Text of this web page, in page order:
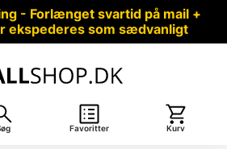
- Forlænget svartid på mail +
ekspederes som sædvanligt
Favoritter Kurv